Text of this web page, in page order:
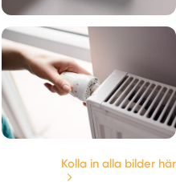
Kolla in alla bilder här